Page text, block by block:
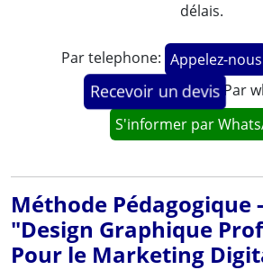
délais.
Par telephone: Appelez-nous
Recevoir un devis Par
S'informer par
Méthode Pédagogique
"Design Graphique
Pour le Marketing